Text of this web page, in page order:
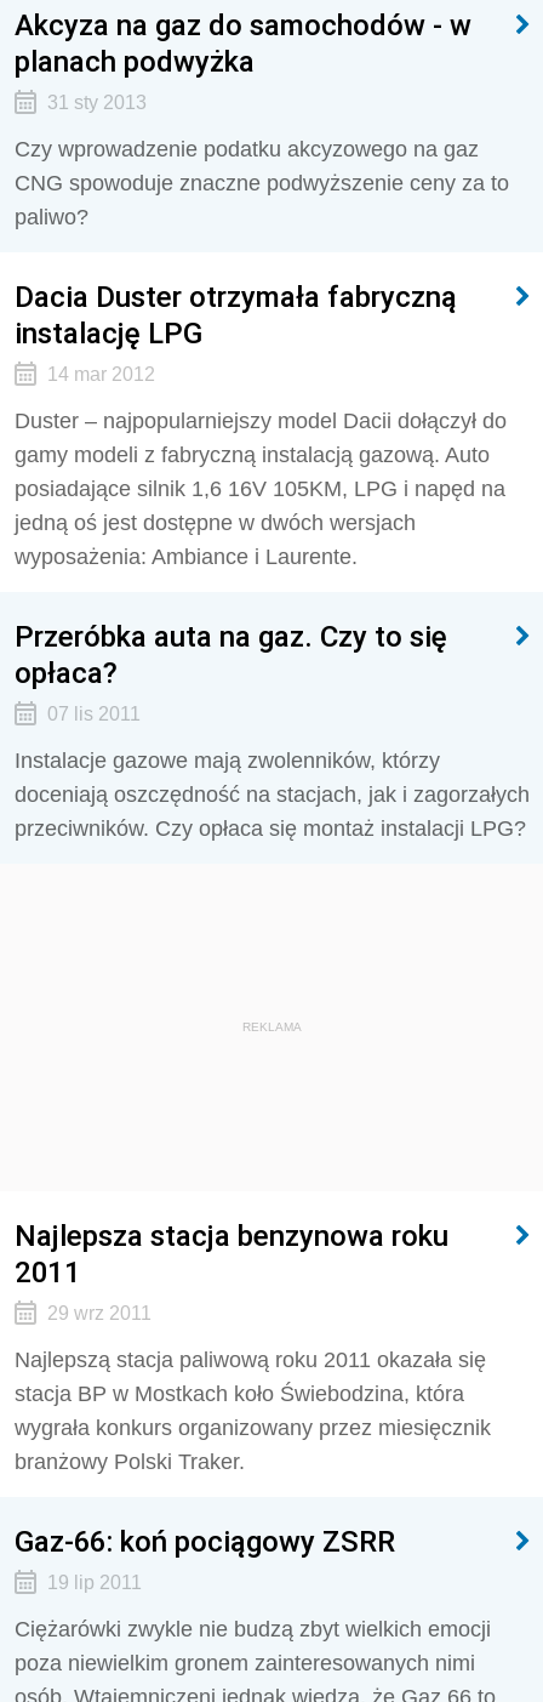
Akcyza na gaz do samochodów - w
planach podwyżka
31 sty 2013
Czy wprowadzenie podatku akcyzowego na gaz
CNG spowoduje znaczne podwyższenie ceny za to
paliwo?
Dacia Duster otrzymała fabryczną
instalację LPG
14 mar 2012
Duster – najpopularniejszy model Dacii dołączył do
gamy modeli z fabryczną instalacją gazową. Auto
posiadające silnik 1,6 16V 105KM, LPG i napęd na
jedną oś jest dostępne w dwóch wersjach
wyposażenia: Ambiance i Laurente.
Przeróbka auta na gaz. Czy to się
opłaca?
07 lis 2011
Instalacje gazowe mają zwolenników, którzy
doceniają oszczędność na stacjach, jak i zagorzałych
przeciwników. Czy opłaca się montaż instalacji LPG?
REKLAMA
Najlepsza stacja benzynowa roku
2011
29 wrz 2011
Najlepszą stacja paliwową roku 2011 okazała się
stacja BP w Mostkach koło Świebodzina, która
wygrała konkurs organizowany przez miesięcznik
branżowy Polski Traker.
Gaz-66: koń pociągowy ZSRR
19 lip 2011
Ciężarówki zwykle nie budzą zbyt wielkich emocji
poza niewielkim gronem zainteresowanych nimi
osób. Wtajemniczeni jednak wiedzą, że Gaz 66 to